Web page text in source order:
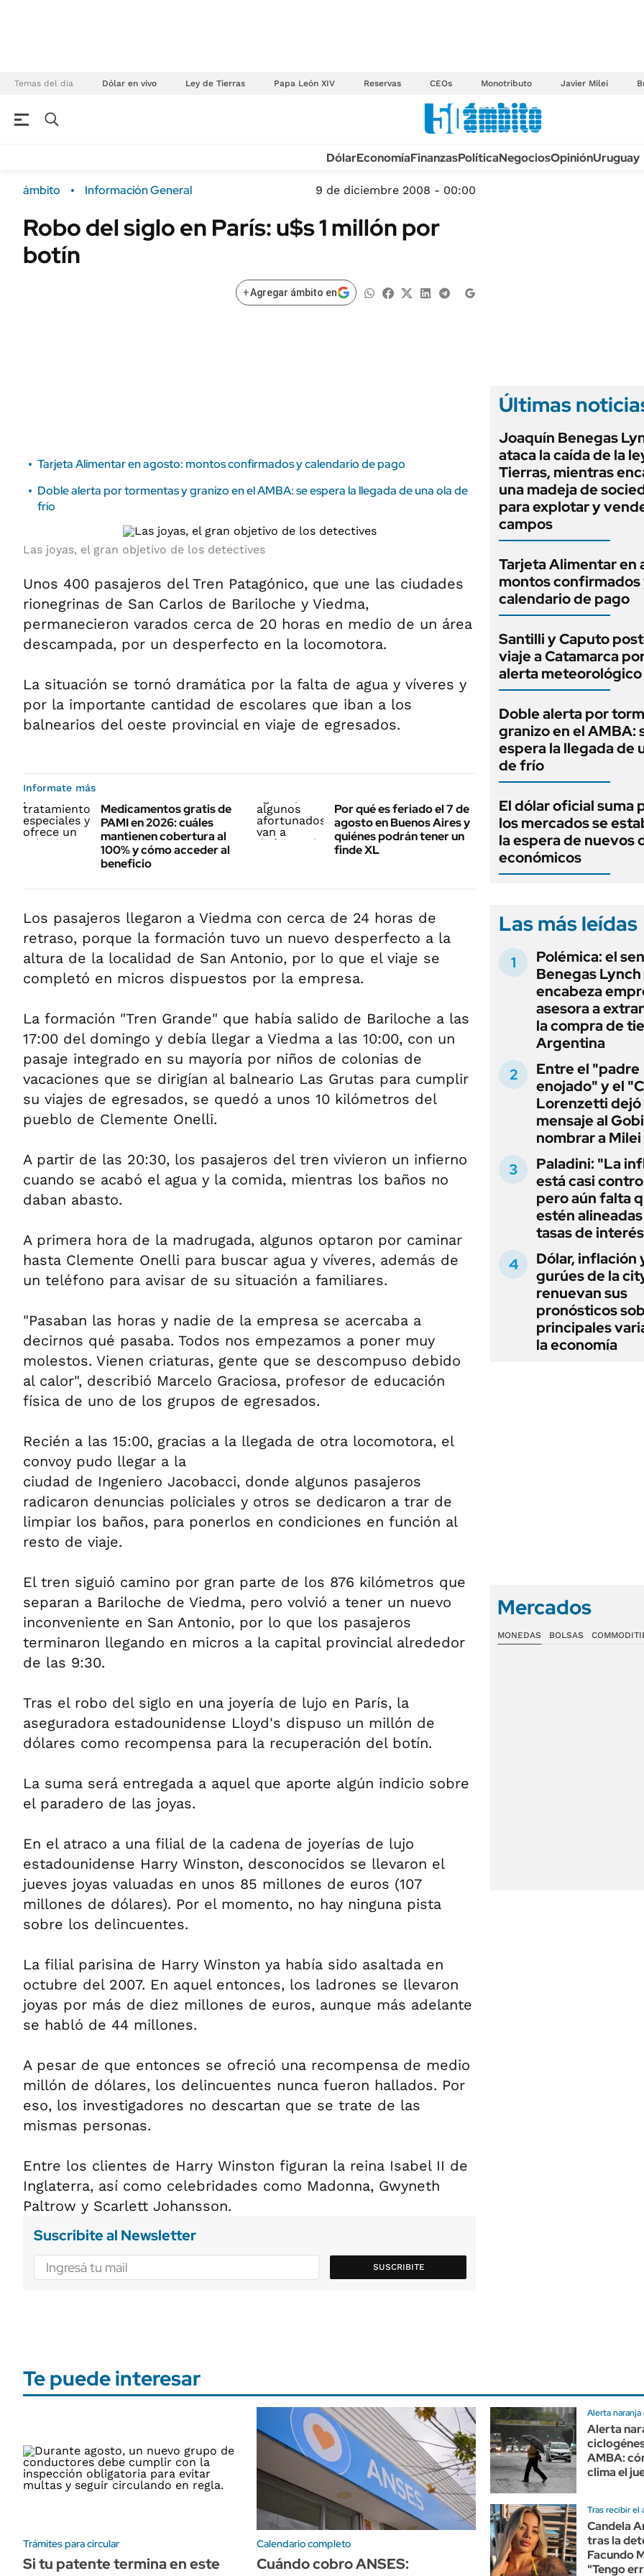
Temas del día Dólar en vivo Ley de Tierras Papa León XIV Reservas CEOs Monotributo Javier Milei
Campo
FINANZAS
Sustentabilidad
POLÍTICA
TECNOLOGÍA
MÉXICO
MUNDO
DólarEconomíaFinanzasPolíticaNegociosOpiniónUruguay
ámbito Información General 9 de diciembre 2008 - 00:00
Robo del siglo en París: u$s 1 millón por
botín
+Agregar ámbito en
Tarjeta Alimentar en agosto: montos confirmados y calendario de pago
Doble alerta por tormentas y granizo en el AMBA: se espera la llegada de una ola de
frío
Las joyas, el gran objetivo de los detectives
Unos 400 pasajeros del Tren Patagónico, que une las ciudades
rionegrinas de San Carlos de Bariloche y Viedma,
permanecieron varados cerca de 20 horas en medio de un área
descampada, por un desperfecto en la locomotora.
La situación se tornó dramática por la falta de agua y víveres y
por la importante cantidad de escolares que iban a los
balnearios del oeste provincial en viaje de egresados.
Informate más
Medicamentos gratis de
PAMI en 2026: cuáles
mantienen cobertura al
100% y cómo acceder al
beneficio
Por qué es feriado el 7 de
agosto en Buenos Aires y
quiénes podrán tener un
finde XL
Los pasajeros llegaron a Viedma con cerca de 24 horas de
retraso, porque la formación tuvo un nuevo desperfecto a la
altura de la localidad de San Antonio, por lo que el viaje se
completó en micros dispuestos por la empresa.
La formación "Tren Grande" que había salido de Bariloche a las
17:00 del domingo y debía llegar a Viedma a las 10:00, con un
pasaje integrado en su mayoría por niños de colonias de
vacaciones que se dirigían al balneario Las Grutas para cumplir
su viajes de egresados, se quedó a unos 10 kilómetros del
pueblo de Clemente Onelli.
A partir de las 20:30, los pasajeros del tren vivieron un infierno
cuando se acabó el agua y la comida, mientras los baños no
daban abasto.
A primera hora de la madrugada, algunos optaron por caminar
hasta Clemente Onelli para buscar agua y víveres, además de
un teléfono para avisar de su situación a familiares.
"Pasaban las horas y nadie de la empresa se acercaba a
decirnos qué pasaba. Todos nos empezamos a poner muy
molestos. Vienen criaturas, gente que se descompuso debido
al calor", describió Marcelo Graciosa, profesor de educación
física de uno de los grupos de egresados.
Recién a las 15:00, gracias a la llegada de otra locomotora, el
convoy pudo llegar a la
ciudad de Ingeniero Jacobacci, donde algunos pasajeros
radicaron denuncias policiales y otros se dedicaron a trar de
limpiar los baños, para ponerlos en condiciones en función al
resto de viaje.
El tren siguió camino por gran parte de los 876 kilómetros que
separan a Bariloche de Viedma, pero volvió a tener un nuevo
inconveniente en San Antonio, por lo que los pasajeros
terminaron llegando en micros a la capital provincial alrededor
de las 9:30.
Tras el robo del siglo en una joyería de lujo en París, la
aseguradora estadounidense Lloyd's dispuso un millón de
dólares como recompensa para la recuperación del botín.
La suma será entregada a aquel que aporte algún indicio sobre
el paradero de las joyas.
En el atraco a una filial de la cadena de joyerías de lujo
estadounidense Harry Winston, desconocidos se llevaron el
jueves joyas valuadas en unos 85 millones de euros (107
millones de dólares). Por el momento, no hay ninguna pista
sobre los delincuentes.
La filial parisina de Harry Winston ya había sido asaltada en
octubre del 2007. En aquel entonces, los ladrones se llevaron
joyas por más de diez millones de euros, aunque más adelante
se habló de 44 millones.
A pesar de que entonces se ofreció una recompensa de medio
millón de dólares, los delincuentes nunca fueron hallados. Por
eso, los investigadores no descartan que se trate de las
mismas personas.
Entre los clientes de Harry Winston figuran la reina Isabel II de
Inglaterra, así como celebridades como Madonna, Gwyneth
Paltrow y Scarlett Johansson.
Suscribite al Newsletter
SUSCRIBITE
Últimas
Joaquín Benegas
ataca la caída de la
Tierras, mientras
una madeja de
para explotar y
campos
Tarjeta Alimentar en
montos confirmados
calendario de pago
Santilli y Caputo
viaje a Catamarca
alerta meteorológico
Doble alerta por
granizo en el AMBA:
espera la llegada de
de frío
El dólar oficial suma
los mercados se
la espera de nuevos
económicos
Las más leídas
Polémica: el
Benegas Lynch
encabeza
asesora a
la compra de
Argentina
Entre el "padre
enojado" y el
Lorenzetti dejó
mensaje al
nombrar a Milei
Paladini: "La
está casi
pero aún falta
estén
tasas de
Dólar, inflación
gurúes de la
renuevan sus
pronósticos
principales
la economía
Mercados
MONEDAS BOLSAS
Te puede interesar
Trámites para circular
Si tu patente termina en este
Calendario completo
Cuándo cobro ANSES:
Alerta naranja
Alerta
AMBA:
clima el
Tras recibir el
Candela
tras la
Facundo
"Tengo